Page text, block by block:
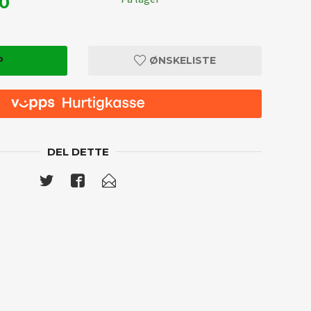
ØNSKELISTE
DEL DETTE